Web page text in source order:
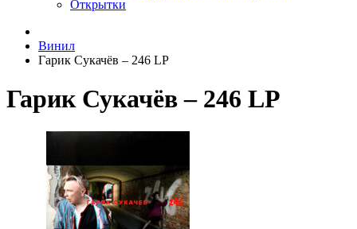
Открытки
Винил
Гарик Сукачёв ‎– 246 LP
Гарик Сукачёв ‎– 246 LP